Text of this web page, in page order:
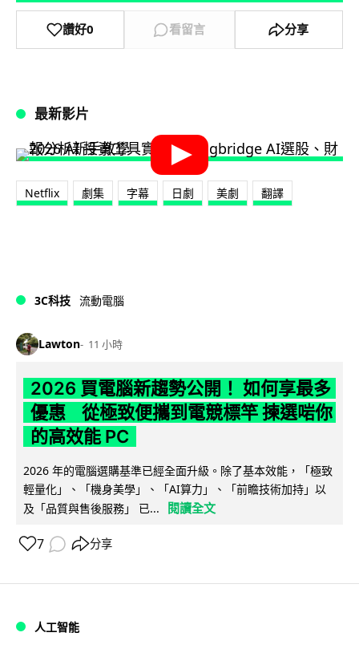
讚好0 看留言 分享
最新影片
Netflix 劇集 字幕 日劇 美劇 翻譯
3C科技 流動電腦
Lawton 11 小時
2026 買電腦新趨勢公開！ 如何享最多
優惠 從極致便攜到電競標竿 揀選啱你
的高效能 PC
2026 年的電腦選購基準已經全面升級。除了基本效能，「極致
輕量化」、「機身美學」、「AI算力」、「前瞻技術加持」以
及「品質與售後服務」 已...
閱讀全文
7 分享
人工智能